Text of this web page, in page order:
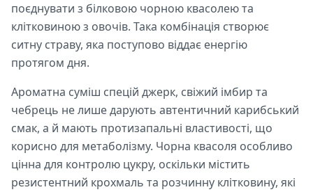
поєднувати з білковою чорною квасолею та
клітковиною з овочів. Така комбінація створює
ситну страву, яка поступово віддає енергію
протягом дня.
Ароматна суміш спецій джерк, свіжий імбир та
чебрець не лише дарують автентичний карибський
смак, а й мають протизапальні властивості, що
корисно для метаболізму. Чорна квасоля особливо
цінна для контролю цукру, оскільки містить
резистентний крохмаль та розчинну клітковину, які